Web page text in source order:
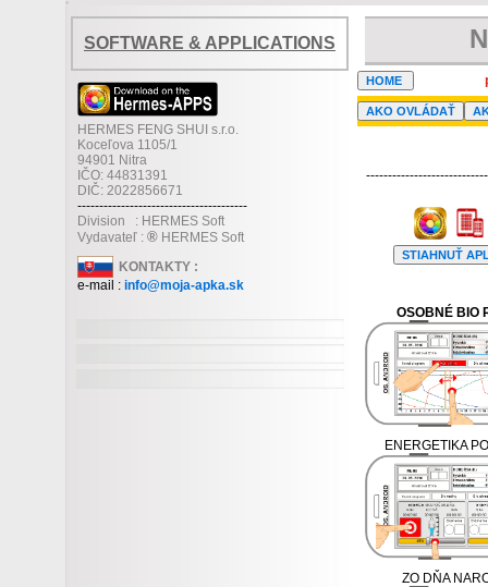
SOFTWARE & APPLICATIONS
HERMES FENG SHUI s.r.o.
Koceľova 1105/1
94901 Nitra
IČO: 44831391
DIČ: 2022856671
---------------------------------------
Division : HERMES Soft
Vydavateľ : ® HERMES Soft
KONTAKTY :
e-mail : info@moja-apka.sk
OSOBNÉ BIO
ENERGETIKA
ZODŇA